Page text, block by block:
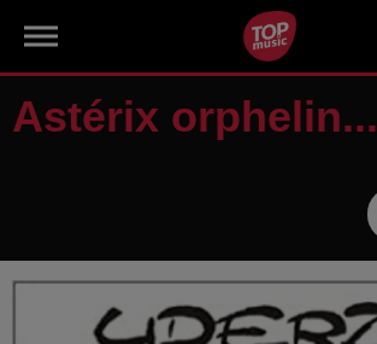
Astérix orphelin...